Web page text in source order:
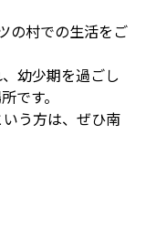
の村での生活をご
幼少期を過ごし
です。
う方は、ぜひ南